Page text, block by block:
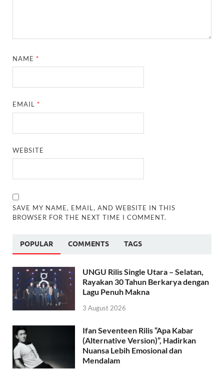
NAME*
EMAIL*
WEBSITE
SAVE MY NAME, EMAIL, AND WEBSITE IN THIS
BROWSER FOR THE NEXT TIME I COMMENT.
POPULAR COMMENTS TAGS
UNGU Rilis Single Utara – Selatan,
Rayakan 30 Tahun Berkarya dengan
Lagu Penuh Makna
3 August 2026
Ifan Seventeen Rilis “Apa Kabar
(Alternative Version)”, Hadirkan
Nuansa Lebih Emosional dan
Mendalam